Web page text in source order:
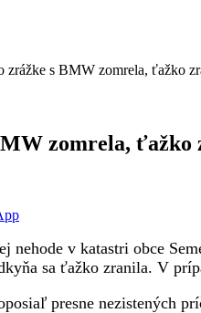
zrážke s BMW zomrela, ťažko
zomrela,
nehode v katastri obce
sa ťažko zranila. V
presne nezistených